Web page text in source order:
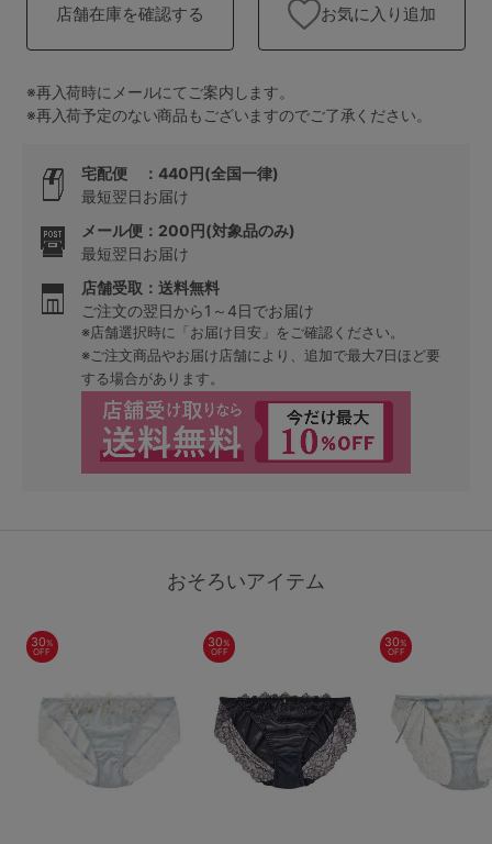
検索を閉じる
店舗在庫を確認する お気に入り追加
※再入荷時にメールにてご案内します。
※再入荷予定のない商品もございますのでご了承ください。
宅配便 ：440円(全国一律)
最短翌日お届け
メール便：200円(対象品のみ)
最短翌日お届け
店舗受取：送料無料
ご注文の翌日から1～4日でお届け
※店舗選択時に「お届け目安」をご確認ください。
※ご注文商品やお届け店舗により、追加で最大7日ほど要
する場合があります。
おそろいアイテム
30%
OFF
30%
OFF
30%
OFF